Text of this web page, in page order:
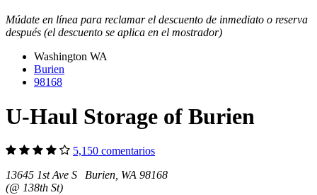
Múdate en línea para reclamar el descuento de inmediato o reserva
después (el descuento se aplica en el mostrador)
Washington WA
Burien
98168
U-Haul Storage of Burien
5,150 comentarios
13645 1st Ave S Burien, WA 98168
(@ 138th St)